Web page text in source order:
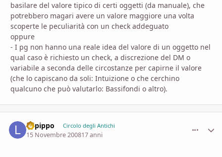
basilare del valore tipico di certi oggetti (da manuale), che
potrebbero magari avere un valore maggiore una volta
scoperte le peculiarità con un check addeguato
oppure
- I pg non hanno una reale idea del valore di un oggetto nel
qual caso è richiesto un check, a discrezione del DM o
variabile a seconda delle circostanze per capirne il valore
(che lo capiscano da soli: Intuizione o che cerchino
qualcuno che può valutarlo: Bassifondi o altro).
Lopippo Circolo degli Antichi
15 Novembre 200817 anni